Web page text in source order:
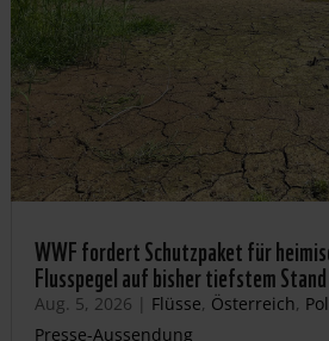
WWF fordert Schutzpaket für
Flusspegel auf bisher tiefstem Stand
Aug. 5, 2026 | Flüsse, Österreich,
Presse-Aussendung